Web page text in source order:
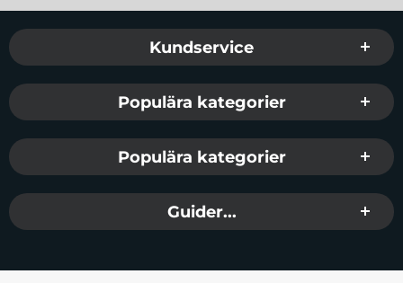
Sidfot Blandad info och länkar
Kundservice
Populära kategorier
Populära kategorier
Guider...